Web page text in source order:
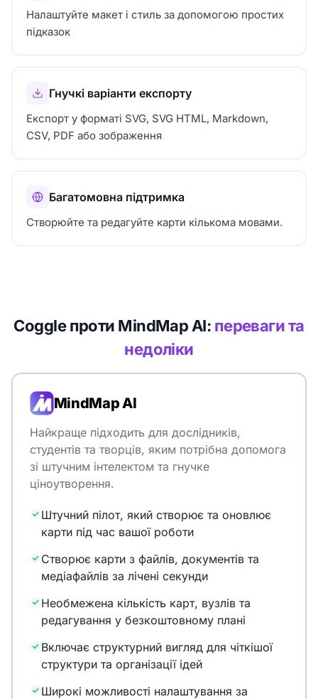
Налаштуйте макет і стиль за допомогою простих
підказок
Гнучкі варіанти експорту
Експорт у форматі SVG, SVG HTML, Markdown,
CSV, PDF або зображення
Багатомовна підтримка
Створюйте та редагуйте карти кількома мовами.
Coggle проти MindMap AI: переваги та
недоліки
MindMap AI
Найкраще підходить для дослідників,
студентів та творців, яким потрібна допомога
зі штучним інтелектом та гнучке
ціноутворення.
Штучний пілот, який створює та оновлює
карти під час вашої роботи
Створює карти з файлів, документів та
медіафайлів за лічені секунди
Необмежена кількість карт, вузлів та
редагування у безкоштовному плані
Включає структурний вигляд для чіткішої
структури та організації ідей
Широкі можливості налаштування за